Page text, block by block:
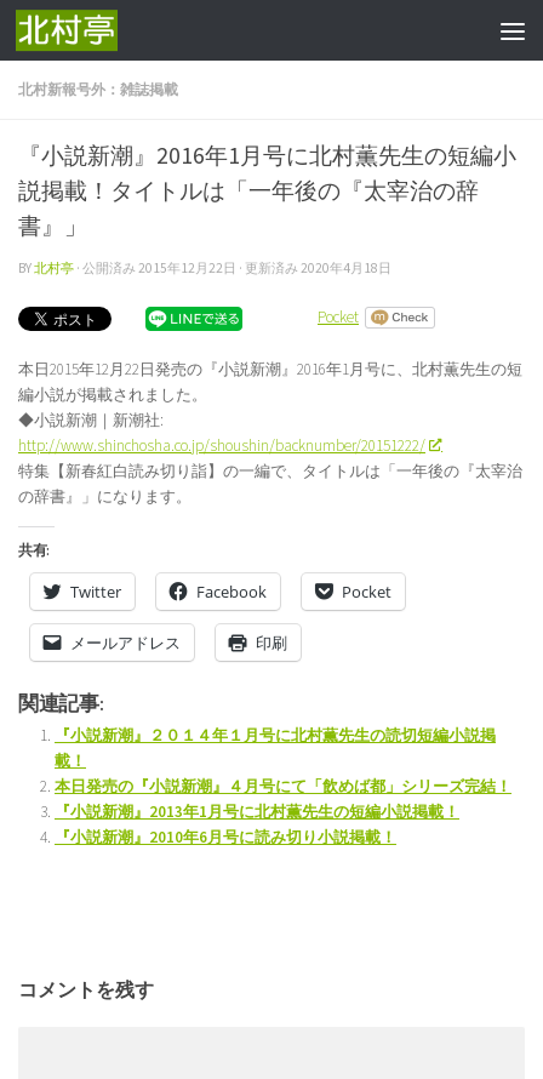
コンテンツへスキップ
北村新報号外：雑誌掲載
『小説新潮』2016年1月号に北村薫先生の短編小
説掲載！タイトルは「一年後の『太宰治の辞
書』」
BY北村亭 · 公開済み 2015年12月22日 · 更新済み 2020年4月18日
Pocket
本日2015年12月22日発売の『小説新潮』2016年1月号に、北村薫先生の短
編小説が掲載されました。
◆小説新潮｜新潮社:
http://www.shinchosha.co.jp/shoushin/backnumber/20151222/
特集【新春紅白読み切り詣】の一編で、タイトルは「一年後の『太宰治
の辞書』」になります。
共有:
Twitter Facebook Pocket
メールアドレス 印刷
関連記事:
『小説新潮』２０１４年１月号に北村薫先生の読切短編小説掲
載！
本日発売の『小説新潮』４月号にて「飲めば都」シリーズ完結！
『小説新潮』2013年1月号に北村薫先生の短編小説掲載！
『小説新潮』2010年6月号に読み切り小説掲載！
コメントを残す